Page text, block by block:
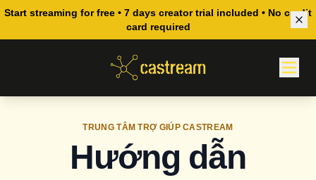
Start streaming for free • 7 days creator trial included • No credit
card required
TRUNG TÂM TRỢ GIÚP CASTREAM
Hướng dẫn